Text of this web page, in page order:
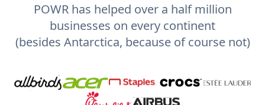
POWR has helped over a half million
businesses on every continent
(besides Antarctica, because of course not)